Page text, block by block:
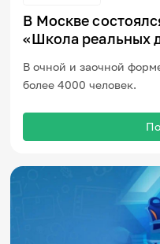
В Москве
«Школа реальных
В очной и заочной
более 4000 человек.